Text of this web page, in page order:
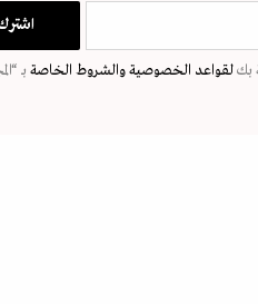
بكلقواعد الخصوصيةوالشروط الخاصة بـ